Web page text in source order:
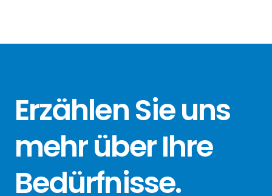
Erzählen Sieuns
mehr überIhre
Bedürfnisse.